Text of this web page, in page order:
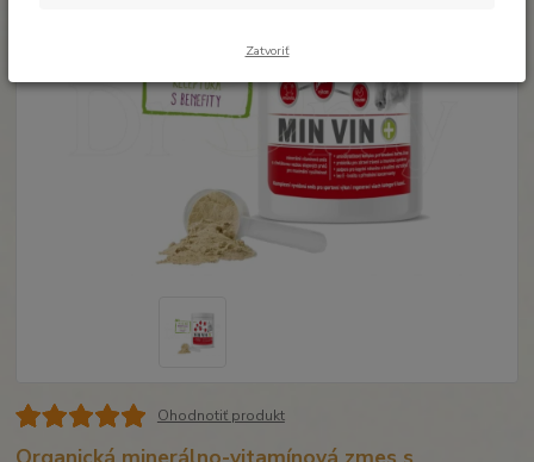
Ohodnotiť produkt
Zatvoriť